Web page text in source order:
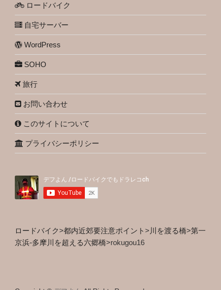
ロードバイク
自宅サーバー
WordPress
SOHO
旅行
お問い合わせ
このサイトについて
プライバシーポリシー
ロードバイク>都内近郊要注意ポイント> 川を渡る橋>第一
京浜-多摩川を超える六郷橋>rokugou16